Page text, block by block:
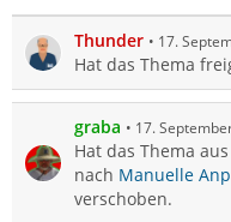
Thunder 17.
Hat das Thema
graba 17.
Hat das Thema
nach Manuelle
verschoben.